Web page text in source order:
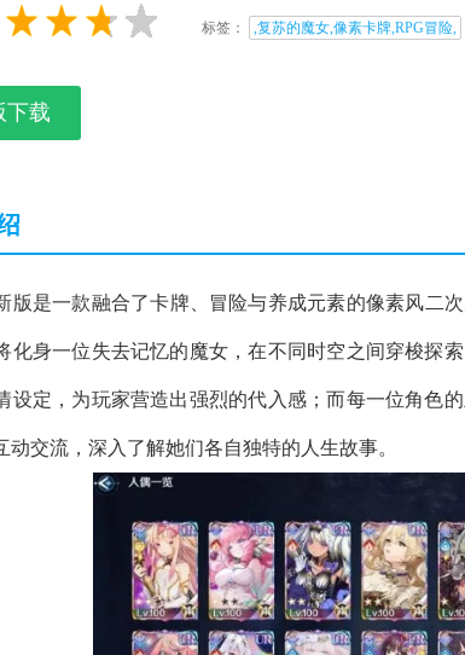
标签： ,复苏的魔女,像素卡牌,RPG冒险,
下载
版是一款融合了卡牌、冒险与养成元素的像素风二
化身一位失去记忆的魔女，在不同时空之间穿梭探
设定，为玩家营造出强烈的代入感；而每一位角色
动交流，深入了解她们各自独特的人生故事。